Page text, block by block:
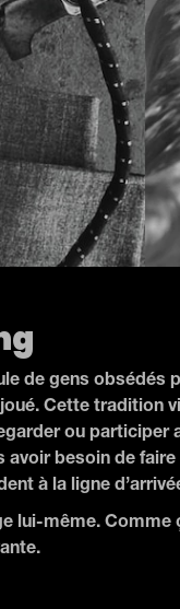
de gens obsédés
Cette tradition
ou participer
avoir besoin de
à la ligne
lui-même.